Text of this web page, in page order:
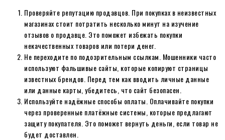
Проверяйте репутацию продавцов. При покупках в неизвестных
магазинах стоит потратить несколько минут на изучение
отзывов о продавце. Это поможет избежать покупки
некачественных товаров или потери денег.
Не переходите по подозрительным ссылкам. Мошенники часто
используют фальшивые сайты, которые копируют страницы
известных брендов. Перед тем как вводить личные данные
или данные карты, убедитесь, что сайт безопасен.
Используйте надёжные способы оплаты. Оплачивайте покупки
через проверенные платёжные системы, которые предлагают
защиту покупателя. Это поможет вернуть деньги, если товар не
будет доставлен.